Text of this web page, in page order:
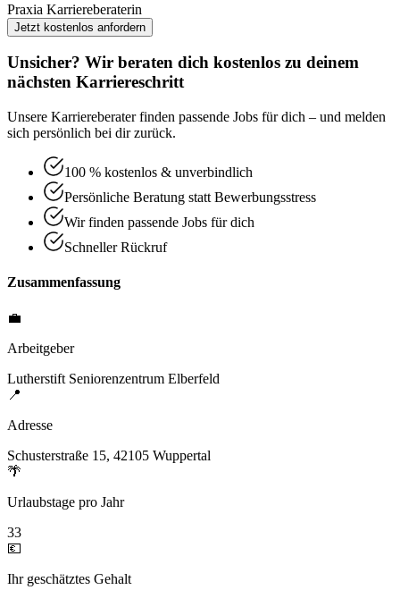
Praxia Karriereberaterin
Jetzt kostenlos anfordern
Unsicher? Wir beraten dich kostenlos zu deinem
nächsten Karriereschritt
Unsere Karriereberater finden passende Jobs für dich – und melden
sich persönlich bei dir zurück.
100 % kostenlos & unverbindlich
Persönliche Beratung statt Bewerbungsstress
Wir finden passende Jobs für dich
Schneller Rückruf
Zusammenfassung
💼
Arbeitgeber
Lutherstift Seniorenzentrum Elberfeld
📍
Adresse
Schusterstraße 15, 42105 Wuppertal
🌴
Urlaubstage pro Jahr
33
💶
Ihr geschätztes Gehalt